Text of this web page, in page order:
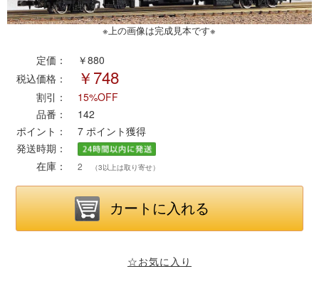
マイクロエース
タカラトミー（プラレール）
ポポンデッタ
MODEMO(モデモ)
さんけい
※上の画像は完成見本です※
定価：
￥880
税込価格：
￥748
割引：
15%OFF
品番：
142
ポイント：
7 ポイント獲得
発送時期：
在庫：
2 （3以上は取り寄せ）
☆お気に入り